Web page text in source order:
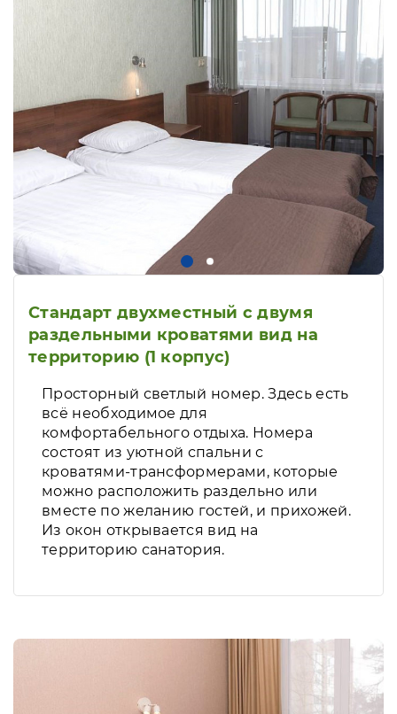
Стандарт двухместный с двумя
раздельными кроватями вид на
территорию (1 корпус)
Просторный светлый номер. Здесь есть
всё необходимое для
комфортабельного отдыха. Номера
состоят из уютной спальни с
кроватями-трансформерами, которые
можно расположить раздельно или
вместе по желанию гостей, и прихожей.
Из окон открывается вид на
территорию санатория.